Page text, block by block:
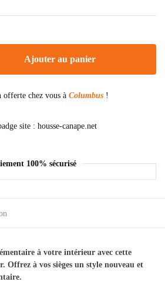
Ajouter au panier
chez vous à Columbus !
100% sécurisé
à votre intérieur avec cette
Offrez à vos sièges un style nouveau et